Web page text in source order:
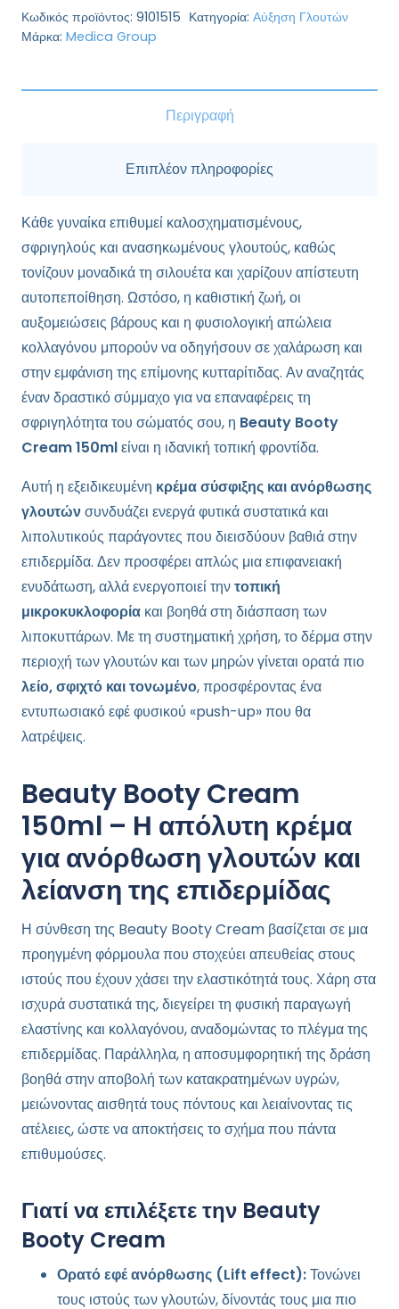
–
Kρέμα
(Medica
Κωδικός προϊόντος: 9101515 Κατηγορία: Αύξηση Γλουτών
Μάρκα: Medica Group
Περιγραφή
Επιπλέον πληροφορίες
Κάθε γυναίκα επιθυμεί καλοσχηματισμένους,
σφριγηλούς και ανασηκωμένους γλουτούς, καθώς
τονίζουν μοναδικά τη σιλουέτα και χαρίζουν απίστευτη
αυτοπεποίθηση. Ωστόσο, η καθιστική ζωή, οι
αυξομειώσεις βάρους και η φυσιολογική απώλεια
κολλαγόνου μπορούν να οδηγήσουν σε χαλάρωση και
στην εμφάνιση της επίμονης κυτταρίτιδας. Αν αναζητάς
έναν δραστικό σύμμαχο για να επαναφέρεις τη
σφριγηλότητα του σώματός σου, η Beauty Booty
Cream 150mlείναι η ιδανική τοπική φροντίδα.
Αυτή η εξειδικευμένη κρέμα σύσφιξης και ανόρθωσης
γλουτώνσυνδυάζει ενεργά φυτικά συστατικά και
λιπολυτικούς παράγοντες που διεισδύουν βαθιά στην
επιδερμίδα. Δεν προσφέρει απλώς μια επιφανειακή
ενυδάτωση, αλλά ενεργοποιεί τηντοπική
μικροκυκλοφορία και βοηθά στη διάσπαση των
λιποκυττάρων. Με τη συστηματική χρήση, το δέρμα στην
περιοχή των γλουτών και των μηρών γίνεται ορατά πιο
λείο, σφιχτό και τονωμένο, προσφέροντας ένα
εντυπωσιακό εφέ φυσικού «push-up» που θα
λατρέψεις.
Beauty Booty Cream
150ml – Η απόλυτη κρέμα
για ανόρθωση γλουτών και
λείανση της επιδερμίδας
Η σύνθεση της Beauty Booty Cream βασίζεται σε μια
προηγμένη φόρμουλα που στοχεύει απευθείας στους
ιστούς που έχουν χάσει την ελαστικότητά τους. Χάρη στα
ισχυρά συστατικά της, διεγείρει τη φυσική παραγωγή
ελαστίνης και κολλαγόνου, αναδομώντας το πλέγμα της
επιδερμίδας. Παράλληλα, η αποσυμφορητική της δράση
βοηθά στην αποβολή των κατακρατημένων υγρών,
μειώνοντας αισθητά τους πόντους και λειαίνοντας τις
ατέλειες, ώστε να αποκτήσεις το σχήμα που πάντα
επιθυμούσες.
Γιατί να επιλέξετε την Beauty
Booty Cream
Ορατό εφέ ανόρθωσης (Lift effect):Τονώνει
τους ιστούς των γλουτών, δίνοντάς τους μια πιο